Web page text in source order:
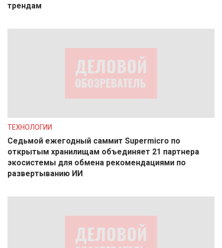
трендам
ТЕХНОЛОГИИ
Седьмой ежегодный саммит Supermicro по
открытым хранилищам объединяет 21 партнера
экосистемы для обмена рекомендациями по
развертыванию ИИ